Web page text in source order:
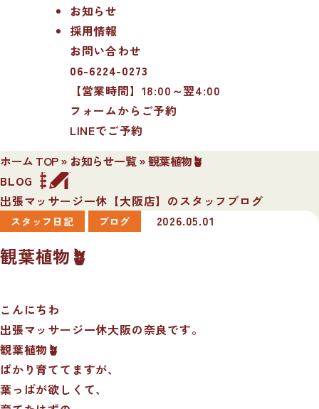
お知らせ
採用情報
お問い合わせ
06-6224-0273
【営業時間】18:00～翌4:00
フォームからご予約
LINEでご予約
ホーム TOP» お知らせ一覧»観葉植物🪴
BLOG
出張マッサージ一休【大阪店】のスタッフブログ
スタッフ日記 ブログ 2026.05.01
観葉植物🪴
こんにちわ
出張マッサージ一休大阪の奈良です。
観葉植物🪴
ばかり育ててますが、
葉っぱが欲しくて、